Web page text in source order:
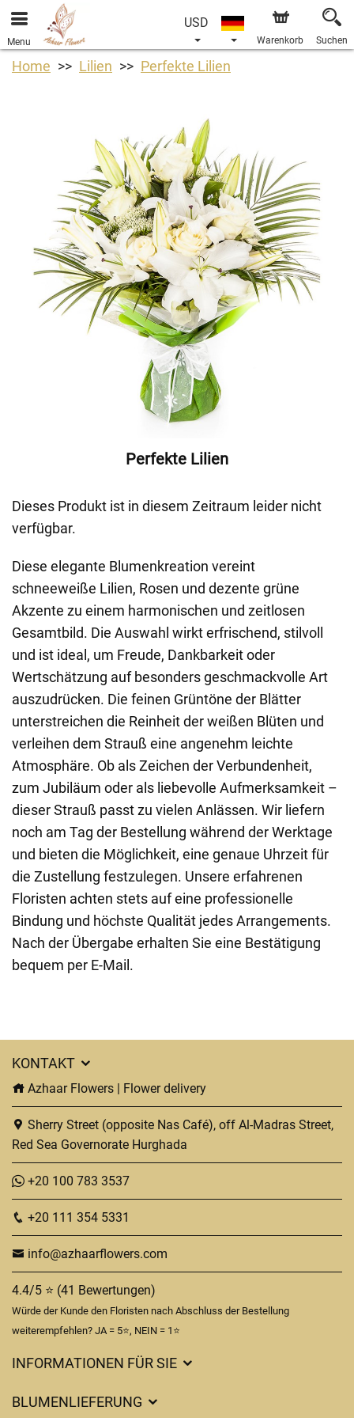
Menu
USD
Warenkorb Suchen
Home Lilien Perfekte Lilien
Perfekte Lilien
Dieses Produkt ist in diesem Zeitraum leider nicht
verfügbar.
Diese elegante Blumenkreation vereint
schneeweiße Lilien, Rosen und dezente grüne
Akzente zu einem harmonischen und zeitlosen
Gesamtbild. Die Auswahl wirkt erfrischend, stilvoll
und ist ideal, um Freude, Dankbarkeit oder
Wertschätzung auf besonders geschmackvolle Art
auszudrücken. Die feinen Grüntöne der Blätter
unterstreichen die Reinheit der weißen Blüten und
verleihen dem Strauß eine angenehm leichte
Atmosphäre. Ob als Zeichen der Verbundenheit,
zum Jubiläum oder als liebevolle Aufmerksamkeit –
dieser Strauß passt zu vielen Anlässen. Wir liefern
noch am Tag der Bestellung während der Werktage
und bieten die Möglichkeit, eine genaue Uhrzeit für
die Zustellung festzulegen. Unsere erfahrenen
Floristen achten stets auf eine professionelle
Bindung und höchste Qualität jedes Arrangements.
Nach der Übergabe erhalten Sie eine Bestätigung
bequem per E-Mail.
KONTAKT
Azhaar Flowers | Flower delivery
Sherry Street (opposite Nas Café), off Al-Madras Street,
Red Sea Governorate Hurghada
+20 100 783 3537
+20 111 354 5331
info@azhaarflowers.com
4.4/5 ⭐ (41 Bewertungen)
Würde der Kunde den Floristen nach Abschluss der Bestellung
weiterempfehlen? JA = 5⭐, NEIN = 1⭐
INFORMATIONEN FÜR SIE
BLUMENLIEFERUNG